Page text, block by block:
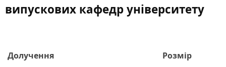
випускових кафедр університету
Долучення
Розмір